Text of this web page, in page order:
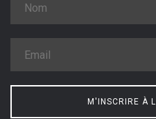
M'INSCRIRE À